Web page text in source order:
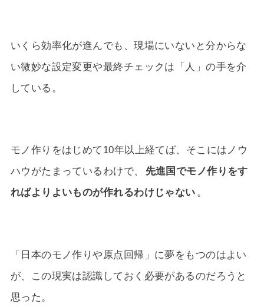
いくら効率化が進んでも、現場にいないと分からな
い微妙な設定変更や最終チェックは「人」の手を介
している。
モノ作りをはじめて10年以上経てば、そこにはノウ
ハウがたまっているわけで、
先進国でモノ作りをす
ればよりよいものが作れるわけじゃない 。
「日本のモノ作りや原点回帰」に夢をもつのはよい
が、この現実は認識しておく必要があるのだろうと
思った。